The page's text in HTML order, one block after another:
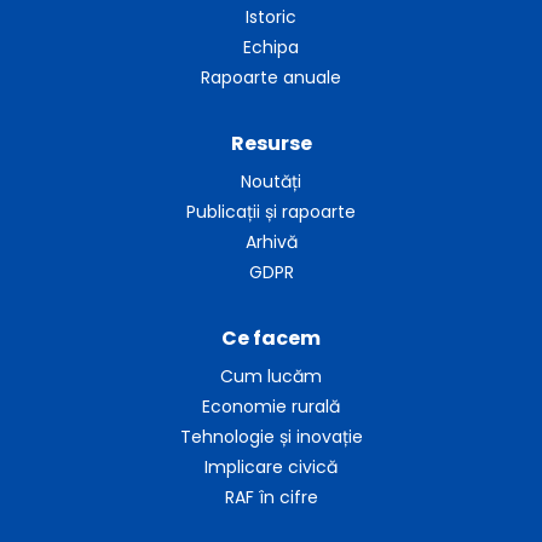
Istoric
Echipa
Rapoarte anuale
Ce facem
Cum lucăm
Economie rurală
Tehnologie și inovație
Implicare civică
RAF în cifre
Resurse
Noutăți
Publicații și rapoarte
Arhivă
GDPR